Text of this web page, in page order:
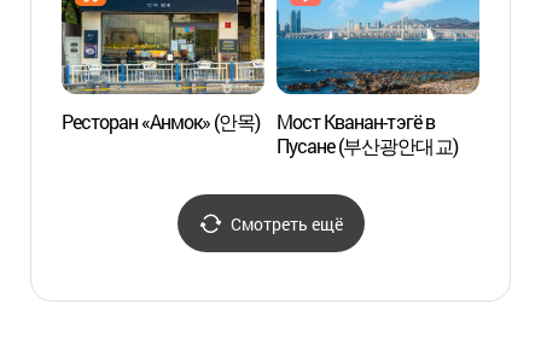
Ресторан «Анмок» (안목)
Мост Кванан-тэгё в
Пусане (부산광안대교)
Смотреть ещё